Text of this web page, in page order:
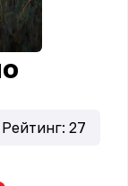
Рейтинг: 27